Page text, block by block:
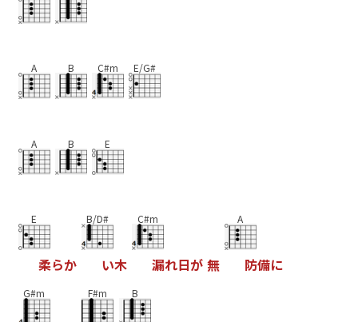
A B C#m E/G#
A B E
E
柔らか
B/D#
い木
C#m
漏れ日が 無
A
防備に
G#m F#m B